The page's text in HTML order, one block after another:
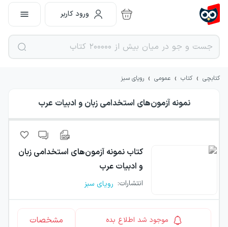
ورود کاربر
کتابچی › کتاب › عمومی › رویای سبز
نمونه آزمون‌های استخدامی زبان و ادبیات عرب
کتاب نمونه آزمون‌های استخدامی زبان
و ادبیات عرب
انتشارات: رویای سبز
موجود شد اطلاع بده مشخصات